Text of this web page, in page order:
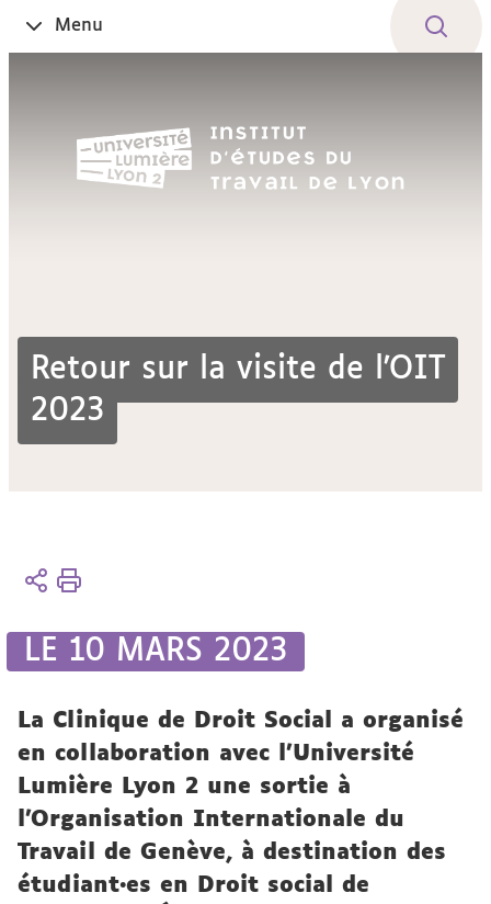
Ouvrir
le
Menu
Retour sur la visite de l'OIT
2023
Vous
Accueil
Actualités
LE 10 MARS 2023
La Clinique de Droit Social a organisé
en collaboration avec l'Université
Lumière Lyon 2 une sortie à
l'Organisation Internationale du
Travail de Genève, à destination des
étudiant·es en Droit social de